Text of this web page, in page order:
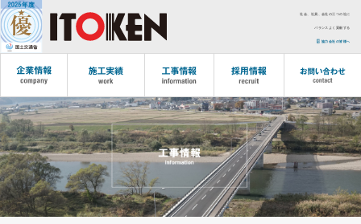
社会、社員、会社の三つの社に
バランスよく貢献する
協力会社の皆様へ